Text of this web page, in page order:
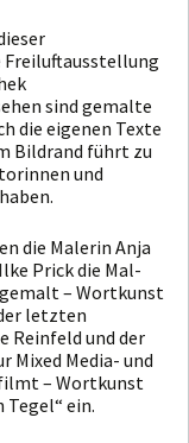
Freiluftausstellung
sind gemalte
die eigenen Texte
Bildrand führt zu
und
die Malerin Anja
Prick die Mal-
– Wortkunst
letzten
Reinfeld und der
Mixed Media- und
– Wortkunst
ein.